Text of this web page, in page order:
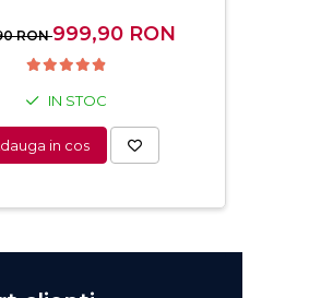
RON999,90 RON
IN STOC
in cos